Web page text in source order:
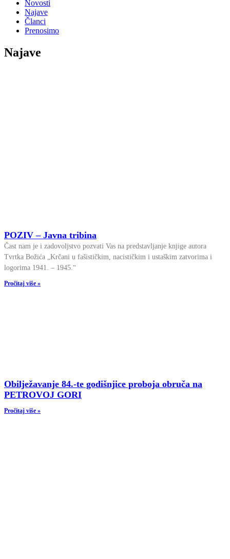
Novosti
Najave
Članci
Prenosimo
Najave
POZIV – Javna tribina
Čast nam je i zadovoljstvo pozvati Vas na predstavljanje knjige autora
Tvrtka Božića „Krčani u fašističkim, nacističkim i ustaškim zatvorima i
logorima 1941. – 1945.“
Pročitaj više »
Obilježavanje 84.-te godišnjice proboja obruča na
PETROVOJ GORI
Pročitaj više »